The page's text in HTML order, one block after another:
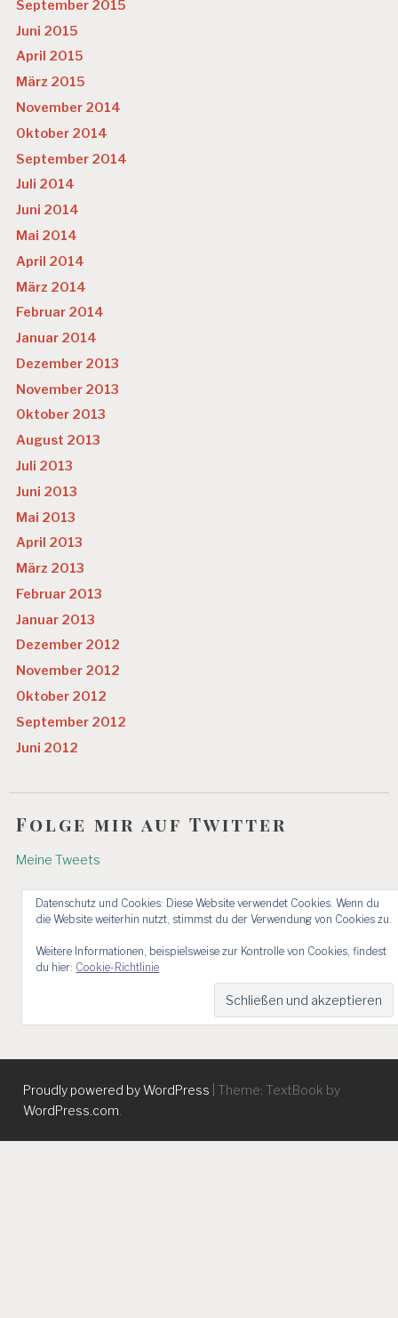
September 2015
Juni 2015
April 2015
März 2015
November 2014
Oktober 2014
September 2014
Juli 2014
Juni 2014
Mai 2014
April 2014
März 2014
Februar 2014
Januar 2014
Dezember 2013
November 2013
Oktober 2013
August 2013
Juli 2013
Juni 2013
Mai 2013
April 2013
März 2013
Februar 2013
Januar 2013
Dezember 2012
November 2012
Oktober 2012
September 2012
Juni 2012
Folge mir auf Twitter
Meine Tweets
Datenschutz und Cookies: Diese Website verwendet Cookies. Wenn du
die Website weiterhin nutzt, stimmst du der Verwendung von Cookies zu.
Weitere Informationen, beispielsweise zur Kontrolle von Cookies, findest
du hier: Cookie-Richtlinie
Proudly powered by WordPress
Theme: TextBook by
WordPress.com